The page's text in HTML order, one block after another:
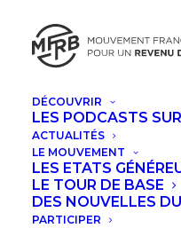
DÉCOUVRIR
LES PODCASTS
ACTUALITÉS
LE MOUVEMENT
LES ETATS
LE TOUR DE BASE
DES NOUVELLES
PARTICIPER